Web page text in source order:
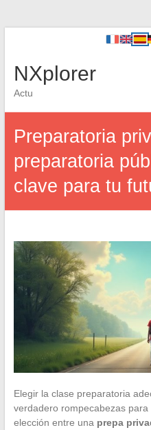
NXplorer
Actu
Preparatoria
preparatoria
clave para tu
Elegir la clase preparatoria
verdadero rompecabezas
elección entre una prepa